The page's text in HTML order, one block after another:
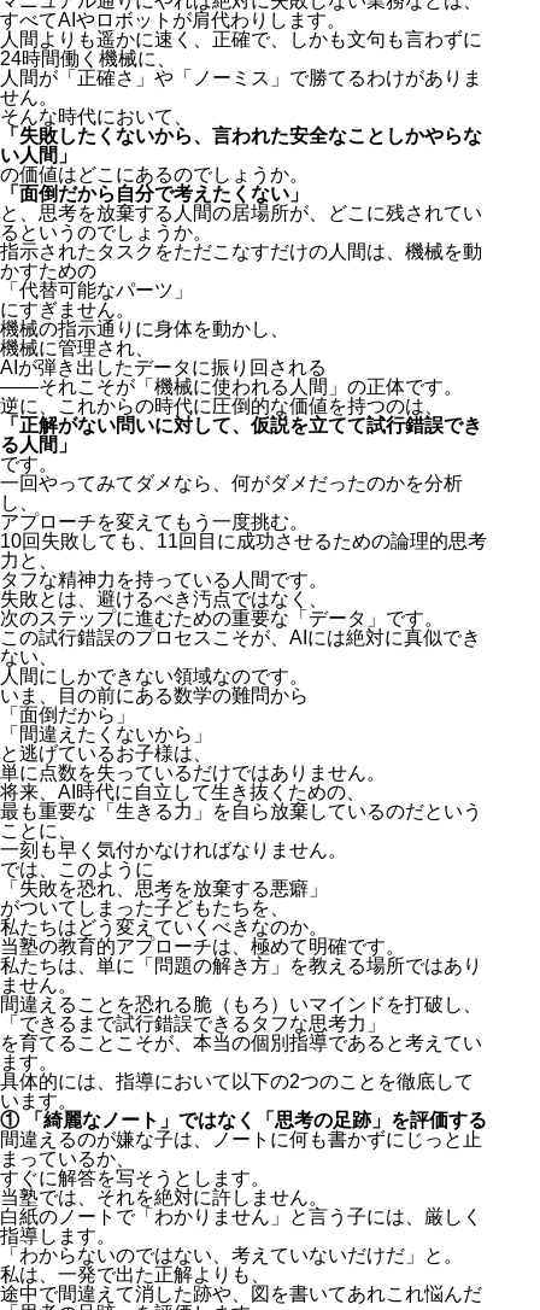
すべてAIやロボットが肩代わりします。
人間よりも遥かに速く、正確で、しかも文句も言わずに
24時間働く機械に、
人間が「正確さ」や「ノーミス」で勝てるわけがありま
せん。
そんな時代において、
「失敗したくないから、言われた安全なことしかやらな
い人間」
の価値はどこにあるのでしょうか。
「面倒だから自分で考えたくない」
と、思考を放棄する人間の居場所が、どこに残されてい
るというのでしょうか。
指示されたタスクをただこなすだけの人間は、機械を動
かすための
「代替可能なパーツ」
にすぎません。
機械の指示通りに身体を動かし、
機械に管理され、
AIが弾き出したデータに振り回される
――それこそが「機械に使われる人間」の正体です。
逆に、これからの時代に圧倒的な価値を持つのは、
「正解がない問いに対して、仮説を立てて試行錯誤でき
る人間」
です。
一回やってみてダメなら、何がダメだったのかを分析
し、
アプローチを変えてもう一度挑む。
10回失敗しても、11回目に成功させるための論理的思考
力と、
タフな精神力を持っている人間です。
失敗とは、避けるべき汚点ではなく、
次のステップに進むための重要な「データ」です。
この試行錯誤のプロセスこそが、AIには絶対に真似でき
ない、
人間にしかできない領域なのです。
いま、目の前にある数学の難問から
「面倒だから」
「間違えたくないから」
と逃げているお子様は、
単に点数を失っているだけではありません。
将来、AI時代に自立して生き抜くための、
最も重要な「生きる力」を自ら放棄しているのだという
ことに、
一刻も早く気付かなければなりません。
では、このように
「失敗を恐れ、思考を放棄する悪癖」
がついてしまった子どもたちを、
私たちはどう変えていくべきなのか。
当塾の教育的アプローチは、極めて明確です。
私たちは、単に「問題の解き方」を教える場所ではあり
ません。
間違えることを恐れる脆（もろ）いマインドを打破し、
「できるまで試行錯誤できるタフな思考力」
を育てることこそが、本当の個別指導であると考えてい
ます。
具体的には、指導において以下の2つのことを徹底して
います。
① 「綺麗なノート」ではなく「思考の足跡」を評価する
間違えるのが嫌な子は、ノートに何も書かずにじっと止
まっているか、
すぐに解答を写そうとします。
当塾では、それを絶対に許しません。
白紙のノートで「わかりません」と言う子には、厳しく
指導します。
「わからないのではない、考えていないだけだ」と。
私は、一発で出た正解よりも、
途中で間違えて消した跡や、図を書いてあれこれ悩んだ